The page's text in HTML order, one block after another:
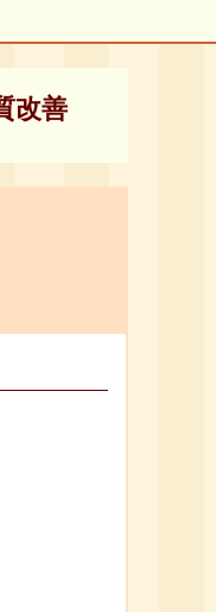
改善